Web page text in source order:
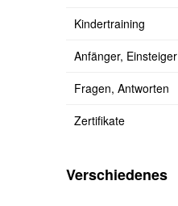
Kindertraining
Anfänger, Einsteiger
Fragen, Antworten
Zertifikate
Verschiedenes